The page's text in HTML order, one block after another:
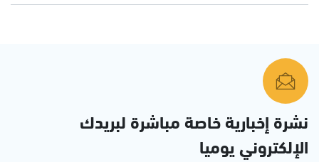
نشرة إخبارية خاصة مباشرة لبريدك
الإلكتروني يوميا